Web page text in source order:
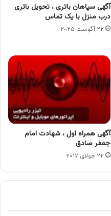
آگهی سپاهان باتری ، تحویل باتری
درب منزل با یک تماس
۲۲ آگوست ۲۰۲۵
آگهی همراه اول ، شهادت امام
جعفر صادق
۲۲ جولای ۲۰۱۷